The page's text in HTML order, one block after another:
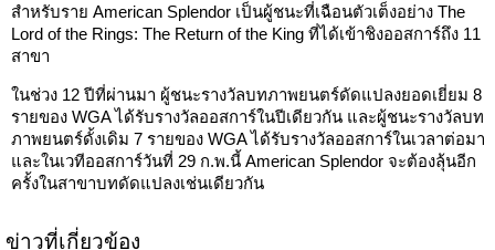
สำหรับราย American Splendor เป็นผู้ชนะที่เฉือนตัวเต็งอย่าง The
Lord of the Rings: The Return of the King ที่ได้เข้าชิงออสการ์ถึง 11
สาขา
ในช่วง 12 ปีที่ผ่านมา ผู้ชนะรางวัลบทภาพยนตร์ดัดแปลงยอดเยี่ยม 8
รายของ WGA ได้รับรางวัลออสการ์ในปีเดียวกัน และผู้ชนะรางวัลบท
ภาพยนตร์ดั้งเดิม 7 รายของ WGA ได้รับรางวัลออสการ์ในเวลาต่อมา
และในเวทีออสการ์วันที่ 29 ก.พ.นี้ American Splendor จะต้องลุ้นอีก
ครั้งในสาขาบทดัดแปลงเช่นเดียวกัน
ข่าวที่เกี่ยวข้อง